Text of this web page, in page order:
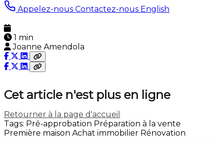
Appelez-nous Contactez-nous English
1 min
Joanne Amendola
Cet article n'est plus en ligne
Retourner à la page d'accueil
Tags: Pré-approbation Préparation à la vente
Première maison Achat immobilier Rénovation